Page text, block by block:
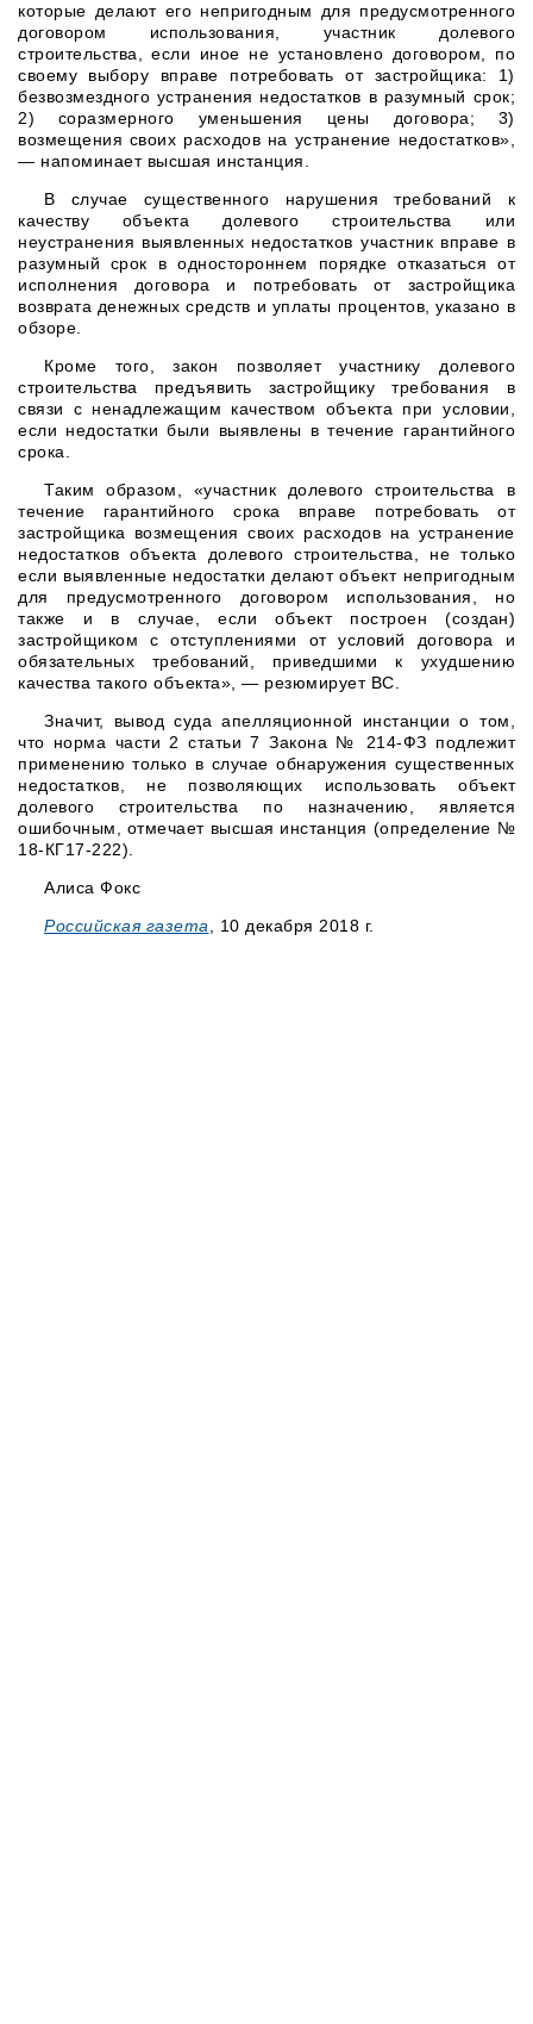
которые делают его непригодным для предусмотренного
договором использования, участник долевого
строительства, если иное не установлено договором, по
своему выбору вправе потребовать от застройщика: 1)
безвозмездного устранения недостатков в разумный срок;
2) соразмерного уменьшения цены договора; 3)
возмещения своих расходов на устранение недостатков»,
— напоминает высшая инстанция.
В случае существенного нарушения требований к
качеству объекта долевого строительства или
неустранения выявленных недостатков участник вправе в
разумный срок в одностороннем порядке отказаться от
исполнения договора и потребовать от застройщика
возврата денежных средств и уплаты процентов, указано в
обзоре.
Кроме того, закон позволяет участнику долевого
строительства предъявить застройщику требования в
связи с ненадлежащим качеством объекта при условии,
если недостатки были выявлены в течение гарантийного
срока.
Таким образом, «участник долевого строительства в
течение гарантийного срока вправе потребовать от
застройщика возмещения своих расходов на устранение
недостатков объекта долевого строительства, не только
если выявленные недостатки делают объект непригодным
для предусмотренного договором использования, но
также и в случае, если объект построен (создан)
застройщиком с отступлениями от условий договора и
обязательных требований, приведшими к ухудшению
качества такого объекта», — резюмирует ВС.
Значит, вывод суда апелляционной инстанции о том,
что норма части 2 статьи 7 Закона № 214-ФЗ подлежит
применению только в случае обнаружения существенных
недостатков, не позволяющих использовать объект
долевого строительства по назначению, является
ошибочным, отмечает высшая инстанция (определение №
18-КГ17-222).
Алиса Фокс
Российская газета , 10 декабря 2018 г.